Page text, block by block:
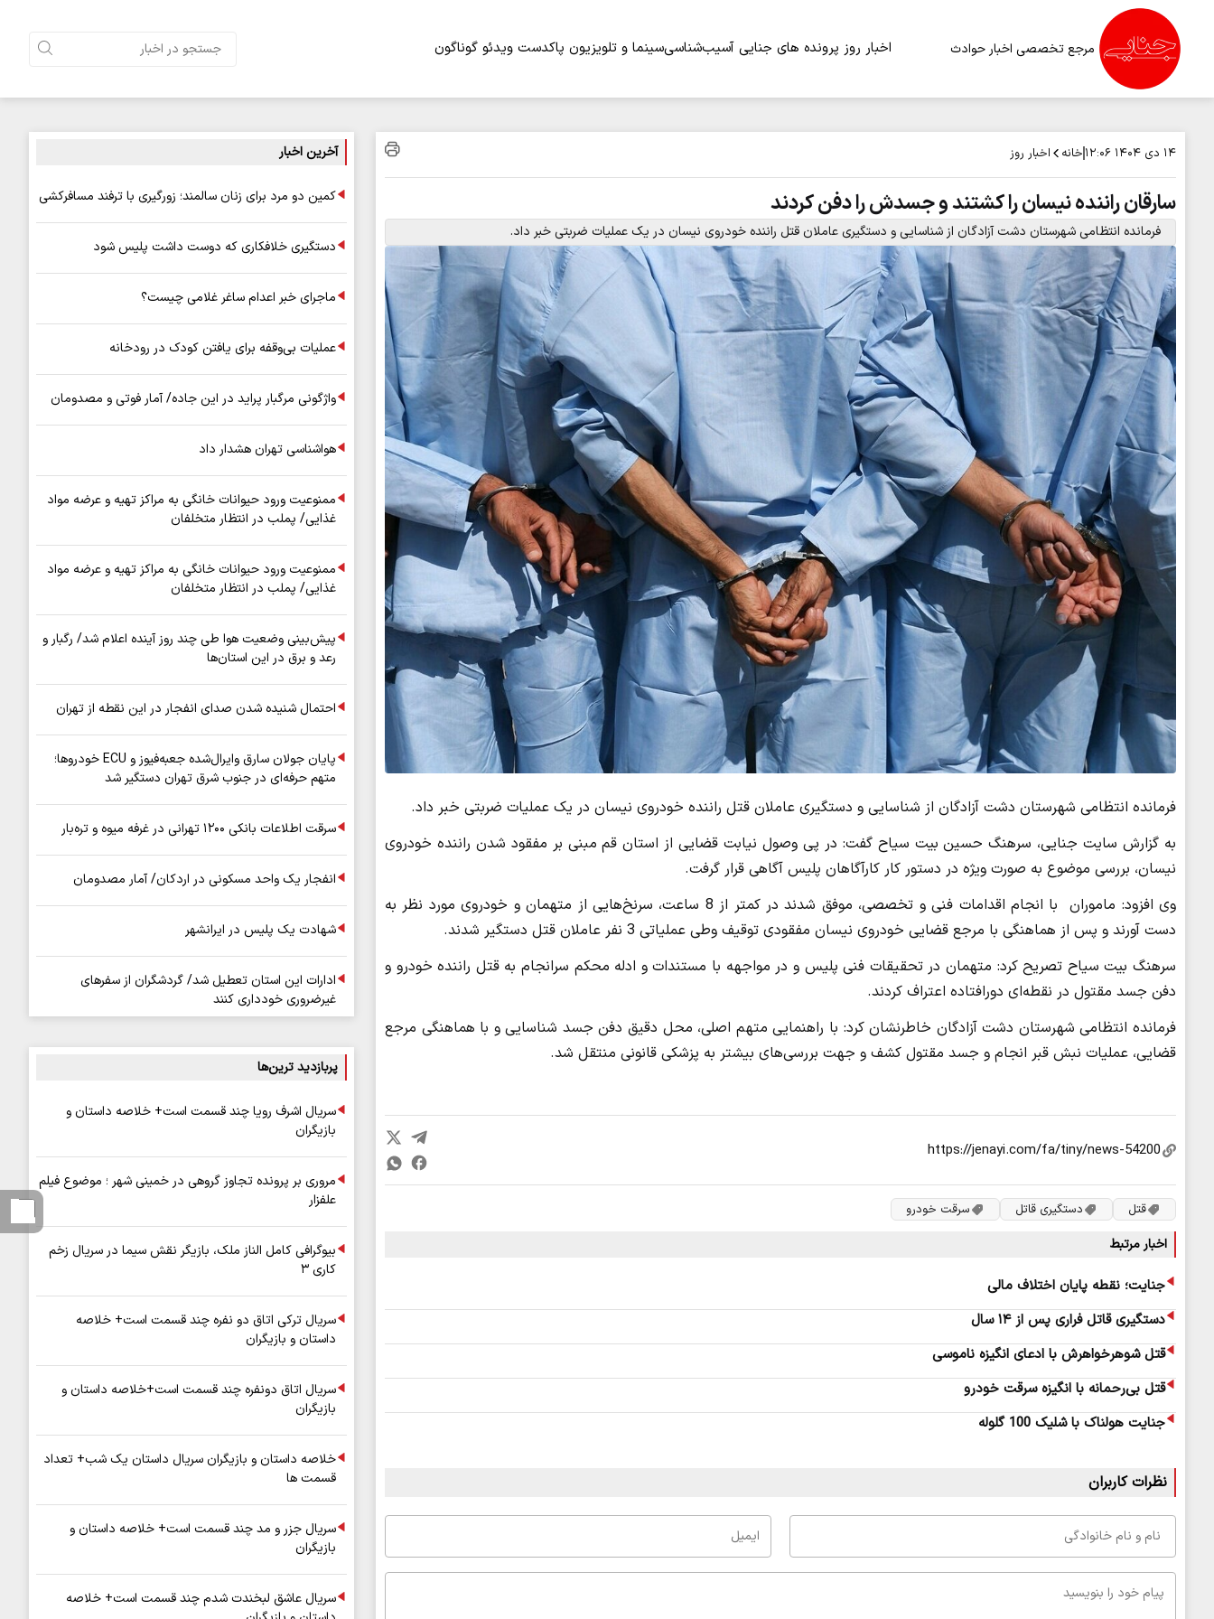
مرجع تخصصی اخبار حوادث اخبار روز پرونده های جنایی آسیب‌شناسیسینما و تلویزیون پاکدست ویدئو گوناگون
۱۴ دی ۱۴۰۴ ۱۲:۰۶ خانه اخبار روز
سارقان راننده نیسان را کشتند و جسدش را دفن کردند
فرمانده انتظامی شهرستان دشت آزادگان از شناسایی و دستگیری عاملان قتل راننده خودروی نیسان در یک عملیات ضربتی خبر داد.
فرمانده انتظامی شهرستان دشت آزادگان از شناسایی و دستگیری عاملان قتل راننده خودروی نیسان در یک عملیات ضربتی خبر داد.
به گزارش سایت جنایی، سرهنگ حسین بیت سیاح گفت: در پی وصول نیابت قضایی از استان قم مبنی بر مفقود شدن راننده خودروی
نیسان، بررسی موضوع به صورت ویژه در دستور کار کارآگاهان پلیس آگاهی قرار گرفت.
وی افزود: ماموران با انجام اقدامات فنی و تخصصی، موفق شدند در کمتر از 8 ساعت، سرنخ‌هایی از متهمان و خودروی مورد نظر به
دست آورند و پس از هماهنگی با مرجع قضایی خودروی نیسان مفقودی توقیف وطی عملیاتی 3 نفر عاملان قتل دستگیر شدند.
سرهنگ بیت سیاح تصریح کرد: متهمان در تحقیقات فنی پلیس و در مواجهه با مستندات و ادله محکم سرانجام به قتل راننده خودرو و
دفن جسد مقتول در نقطه‌ای دورافتاده اعتراف کردند.
فرمانده انتظامی شهرستان دشت آزادگان خاطرنشان کرد: با راهنمایی متهم اصلی، محل دقیق دفن جسد شناسایی و با هماهنگی مرجع
قضایی، عملیات نبش قبر انجام و جسد مقتول کشف و جهت بررسی‌های بیشتر به پزشکی قانونی منتقل شد.
قتل دستگیری قاتل سرقت خودرو
اخبار مرتبط
جنایت؛ نقطه پایان اختلاف مالی
دستگیری قاتل فراری پس از ۱۴ سال
قتل شوهرخواهرش با ادعای انگیزه ناموسی
قتل بی‌رحمانه با انگیزه سرقت خودرو
جنایت هولناک با شلیک 100 گلوله
نظرات کاربران
آخرین اخبار
کمین دو مرد برای زنان سالمند؛ زورگیری با ترفند مسافرکشی
دستگیری خلافکاری که دوست داشت پلیس شود
ماجرای خبر اعدام ساغر غلامی چیست؟
عملیات بی‌وقفه برای یافتن کودک در رودخانه
واژگونی مرگبار پراید در این جاده/ آمار فوتی و مصدومان
هواشناسی تهران هشدار داد
ممنوعیت ورود حیوانات خانگی به مراکز تهیه و عرضه مواد
غذایی/ پملب در انتظار متخلفان
ممنوعیت ورود حیوانات خانگی به مراکز تهیه و عرضه مواد
غذایی/ پملب در انتظار متخلفان
پیش‌بینی وضعیت هوا طی چند روز آینده اعلام شد/ رگبار و
رعد و برق در این استان‌ها
احتمال شنیده شدن صدای انفجار در این نقطه از تهران
پایان جولان سارق وایرال‌شده جعبه‌فیوز و ECU خودروها؛
متهم حرفه‌ای در جنوب شرق تهران دستگیر شد
سرقت اطلاعات بانکی ۱۲۰۰ تهرانی در غرفه میوه و تره‌بار
انفجار یک واحد مسکونی در اردکان/ آمار مصدومان
شهادت یک پلیس در ایرانشهر
ادارات این استان تعطیل شد/ گردشگران از سفرهای
غیرضروری خودداری کنند
پربازدید ترین‌ها
سریال اشرف رویا چند قسمت است+ خلاصه داستان و
بازیگران
مروری بر پرونده تجاوز گروهی در خمینی شهر ؛ موضوع فیلم
علفزار
بیوگرافی کامل الناز ملک، بازیگر نقش سیما در سریال زخم
کاری ۳
سریال ترکی اتاق دو نفره چند قسمت است+ خلاصه
داستان و بازیگران
سریال اتاق دونفره چند قسمت است+خلاصه داستان و
بازیگران
خلاصه داستان و بازیگران سریال داستان یک شب+ تعداد
قسمت ها
سریال جزر و مد چند قسمت است+ خلاصه داستان و
بازیگران
سریال عاشق لبخندت شدم چند قسمت است+ خلاصه